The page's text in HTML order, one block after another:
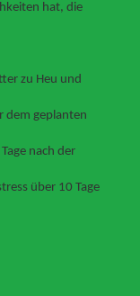
hat, die
zu Heu und
dem geplanten
nach der
über 10 Tage